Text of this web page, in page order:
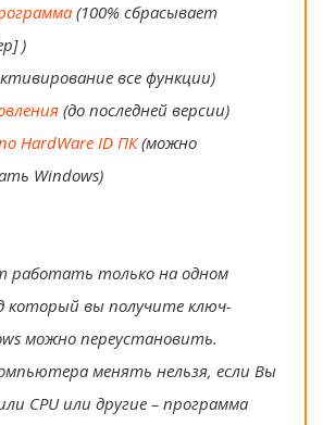
(100% сбрасывает
)
все функции)
(до последней версии)
HardWare ID ПК(можно
Windows)
работать только на одном
который вы получите ключ-
можно переустановить.
менять нельзя, если Вы
CPU или другие – программа